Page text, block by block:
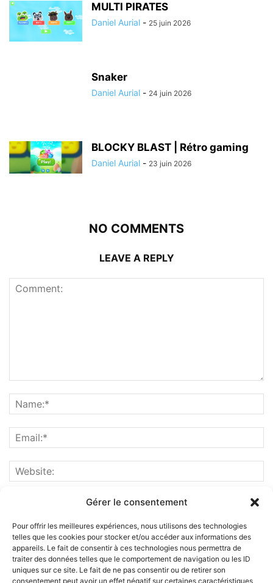
Gérer le consentement
Pour offrir les meilleures expériences, nous utilisons des technologies
telles que les cookies pour stocker et/ou accéder aux informations des
appareils. Le fait de consentir à ces technologies nous permettra de
traiter des données telles que le comportement de navigation ou les ID
uniques sur ce site. Le fait de ne pas consentir ou de retirer son
consentement peut avoir un effet négatif sur certaines caractéristiques
MULTI PIRATES
Daniel Aurial - 25 juin 2026
Snaker
Daniel Aurial - 24 juin 2026
BLOCKY BLAST | Rétro gaming
Daniel Aurial - 23 juin 2026
NO COMMENTS
LEAVE A REPLY